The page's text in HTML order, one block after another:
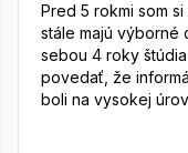
Pred 5 rokmi som
stále majú výborné
sebou 4 roky
povedať, že
boli na vysokej